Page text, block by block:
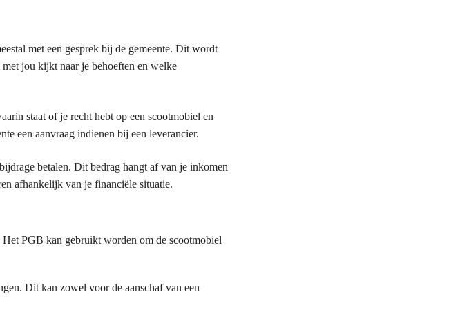
met een gesprek bij de gemeente. Dit wordt
met jou kijkt naar je behoeften en welke
staat of je recht hebt op een scootmobiel en
een aanvraag indienen bij een leverancier.
betalen. Dit bedrag hangt af van je inkomen
afhankelijk van je financiële situatie.
PGB kan gebruikt worden om de scootmobiel
Dit kan zowel voor de aanschaf van een